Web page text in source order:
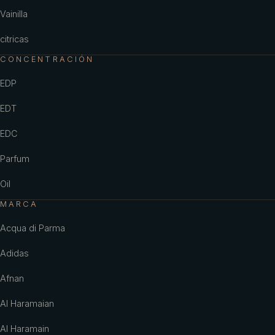
Vainilla
citricas
CONCENTRACIÓN
EDP
EDT
EDC
Parfum
Oil
MARCA
Acqua di Parma
Adidas
Afnan
Al Haramaian
Al Haramain